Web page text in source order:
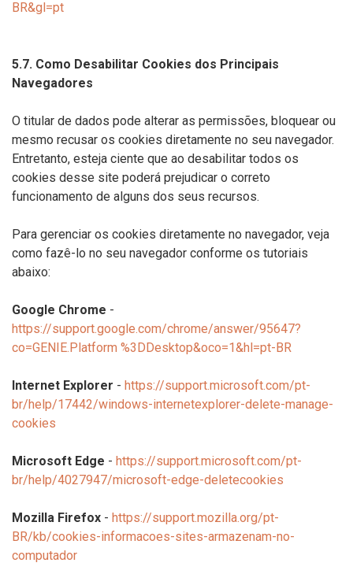
BR&gl=pt
5.7. Como Desabilitar Cookies dos Principais
Navegadores
O titular de dados pode alterar as permissões, bloquear ou
mesmo recusar os cookies diretamente no seu navegador.
Entretanto, esteja ciente que ao desabilitar todos os
cookies desse site poderá prejudicar o correto
funcionamento de alguns dos seus recursos.
Para gerenciar os cookies diretamente no navegador, veja
como fazê-lo no seu navegador conforme os tutoriais
abaixo:
Google Chrome -
https://support.google.com/chrome/answer/95647?
co=GENIE.Platform %3DDesktop&oco=1&hl=pt-BR
Internet Explorer - https://support.microsoft.com/pt-
br/help/17442/windows-internetexplorer-delete-manage-
cookies
Microsoft Edge - https://support.microsoft.com/pt-
br/help/4027947/microsoft-edge-deletecookies
Mozilla Firefox - https://support.mozilla.org/pt-
BR/kb/cookies-informacoes-sites-armazenam-no-
computador